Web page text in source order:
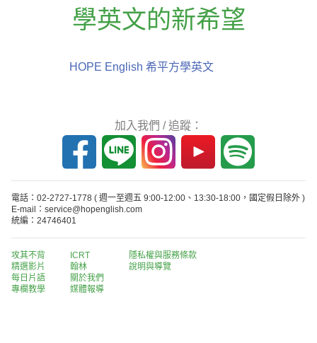
學英文的新希望
HOPE English 希平方學英文
加入我們 / 追蹤：
電話：02-2727-1778 ( 週一至週五 9:00-12:00、13:30-18:00，國定假日除外 )
E-mail：service@hopenglish.com
統編：24746401
攻其不背
精選影片
每日片語
專欄教學
ICRT
翰林
關於我們
媒體報導
隱私權與服務條款
說明與導覽